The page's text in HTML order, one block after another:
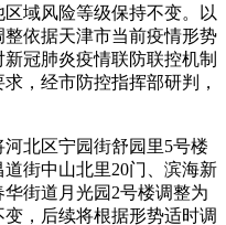
域风险等级保持不变。以
依据天津市当前疫情形势
冠肺炎疫情联防联控机制
，经市防控指挥部研判，
河北区宁园街舒园里5号楼
街中山北里20门、滨海新
街道月光园2号楼调整为
，后续将根据形势适时调